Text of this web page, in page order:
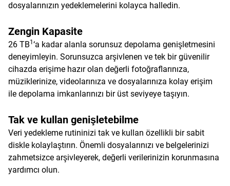
dosyalarınızın yedeklemelerini kolayca halledin.
Zengin Kapasite
26 TB1 ‘a kadar alanla sorunsuz depolama genişletmesini
deneyimleyin. Sorunsuzca arşivlenen ve tek bir güvenilir
cihazda erişime hazır olan değerli fotoğraflarınıza,
müziklerinize, videolarınıza ve dosyalarınıza kolay erişim
ile depolama imkanlarınızı bir üst seviyeye taşıyın.
Tak ve kullan genişletebilme
Veri yedekleme rutininizi tak ve kullan özellikli bir sabit
diskle kolaylaştırın. Önemli dosyalarınızı ve belgelerinizi
zahmetsizce arşivleyerek, değerli verilerinizin korunmasına
yardımcı olun.